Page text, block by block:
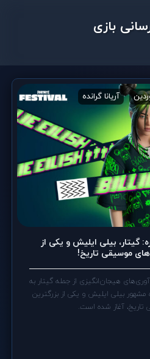
بازی
آریانا گرانده اجراهای زنده
3 جشنواره: گیتار، بیلی ایلیش و یکی از
موسیقی تاریخ!
هیجان‌انگیزی از جمله گیتار به
مشهور بیلی ایلیش و یکی از بزرگترین
تاریخ، آغاز شده است.